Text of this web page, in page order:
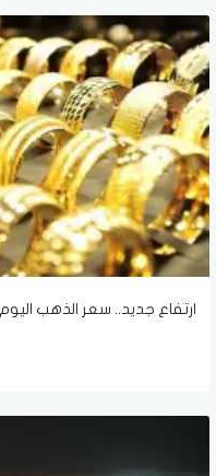
ارتفاع جديد.. سعر الذهب اليوم الأحد 9